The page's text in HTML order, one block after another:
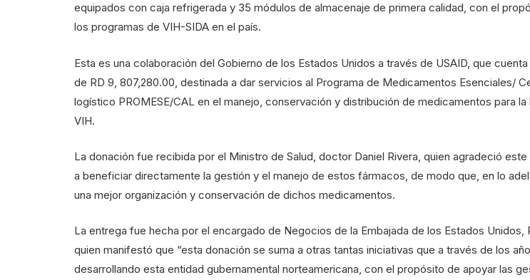
equipados con caja refrigerada y 35 módulos de almacenaje de primera calidad, con el
los programas de VIH-SIDA en el país.
Esta es una colaboración del Gobierno de los Estados Unidos a través de USAID, que
de RD 9, 807,280.00, destinada a dar servicios al Programa de Medicamentos Esenciales/
logístico PROMESE/CAL en el manejo, conservación y distribución de medicamentos para la
VIH.
La donación fue recibida por el Ministro de Salud, doctor Daniel Rivera, quien agradeció
a beneficiar directamente la gestión y el manejo de estos fármacos, de modo que, en lo
una mejor organización y conservación de dichos medicamentos.
La entrega fue hecha por el encargado de Negocios de la Embajada de los Estados Unidos,
quien manifestó que “esta donación se suma a otras tantas iniciativas que a través de los
desarrollando esta entidad gubernamental norteamericana, con el propósito de apoyar las